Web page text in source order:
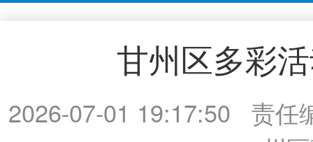
甘州区多彩
2026-07-01 19:17:50
责任